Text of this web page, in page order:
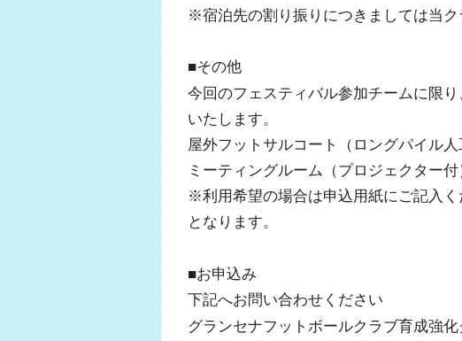
※宿泊先の割り振りにつきましては当ク
■その他
今回のフェスティバル参加チームに限
いたします。
屋外フットサルコート（ロングパイル
ミーティングルーム（プロジェクター
※利用希望の場合は申込用紙にご記入
となります。
■お申込み
下記へお問い合わせください
グランセナフットボールクラブ育成強